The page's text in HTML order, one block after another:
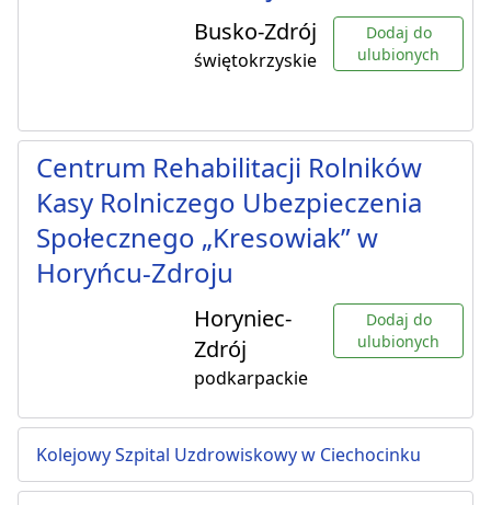
Busko-Zdrój
świętokrzyskie
Dodaj do
ulubionych
Centrum Rehabilitacji Rolników
Kasy Rolniczego Ubezpieczenia
Społecznego „Kresowiak” w
Horyńcu-Zdroju
Horyniec-
Zdrój
podkarpackie
Dodaj do
ulubionych
Kolejowy Szpital Uzdrowiskowy w Ciechocinku